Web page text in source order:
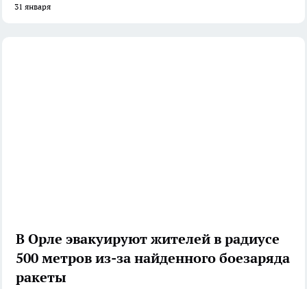
31 января
В Орле эвакуируют жителей в радиусе
500 метров из-за найденного боезаряда
ракеты